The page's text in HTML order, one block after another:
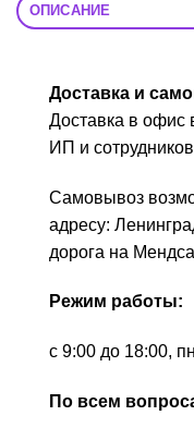
ОПИСАНИЕ
Доставка и
Доставка в офис
ИП и
Самовывоз
адресу:
дорога на
Режим работы:
с 9:00 до 18:00,
По всем